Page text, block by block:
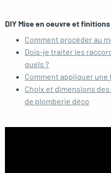
DIY Mise en oeuvre et finitions
Comment procéder au
Dois-je traiter les
quels ?
Comment appliquer une
Choix et dimensions
de plomberie déco